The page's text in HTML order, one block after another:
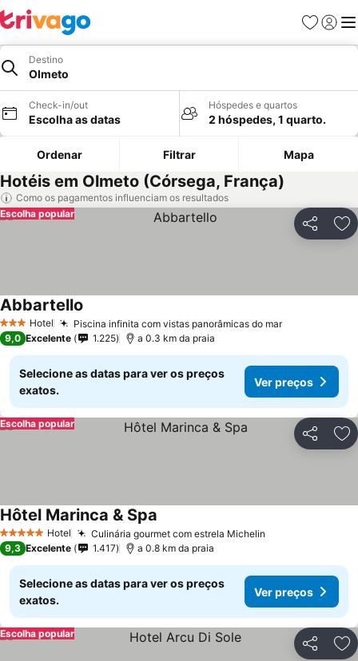
Favoritos
Iniciar
Destino
Olmeto
Check-in/out
Escolha as datas
Hóspedes e quartos
2 hóspedes, 1 quarto.
Ordenar Filtrar Mapa
Hotéis em Olmeto (Córsega, França)
Como os pagamentos influenciam os resultados
Partilhar
Escolha popular
3 EstrelasHotel Piscina infinita com vistas panorâmicas do mar
Abbartello
9,0 Excelente 1.225 a 0.3 km da praia
Selecione as datas para ver os preços
exatos.
Ver preços
Partilhar
Escolha popular
5 Estrelas Hotel Culinária gourmet com estrela Michelin
Hôtel Marinca & Spa
9,3 Excelente 1.417 a 0.8 km da praia
Selecione as datas para ver os preços
exatos.
Ver preços
Partilhar
Escolha popular